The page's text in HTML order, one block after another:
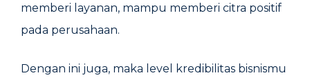
memberi layanan, mampu memberi citra positif
pada perusahaan.
Dengan ini juga, maka level kredibilitas bisnismu